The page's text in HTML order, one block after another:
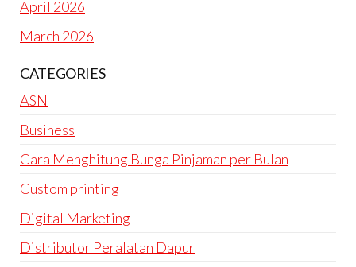
April 2026
March 2026
CATEGORIES
ASN
Business
Cara Menghitung Bunga Pinjaman per Bulan
Custom printing
Digital Marketing
Distributor Peralatan Dapur